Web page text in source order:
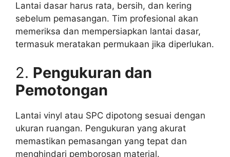
Lantai dasar harus rata, bersih, dan kering
sebelum pemasangan. Tim profesional akan
memeriksa dan mempersiapkan lantai dasar,
termasuk meratakan permukaan jika diperlukan.
2. Pengukuran dan
Pemotongan
Lantai vinyl atau SPC dipotong sesuai dengan
ukuran ruangan. Pengukuran yang akurat
memastikan pemasangan yang tepat dan
menghindari pemborosan material.